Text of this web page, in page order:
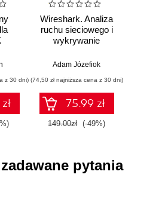
PHP-Nuke (27)
bazy danych dla PHP-Nuke
danych (28)
bazy danych (29)
bazy danych (30)
Nuke (33)
PHP-Nuke w katalogu
internetowego (34)
w bazie (36)
z 30 dni)
Wireshark. Analiza
ruchu sieciowego i
wykrywanie
Adam Józefiok
(74,50 zł najniższa cena z 30 dni)
75.99 zł
149.00zł (-49%)
pytania